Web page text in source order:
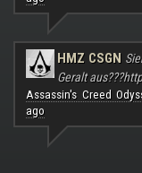
HMZ CSGN
Geralt aus???
Assassin's Creed
ago